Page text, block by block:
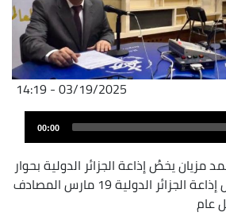
03/19/2025 - 14:19
00:00
مزيان يخصُ إذاعة الجزائر الدولية بحوار
خاص حول ذكرى تأسيس إذاعة الجزائر الدولية 19 مارس المصادف
عام